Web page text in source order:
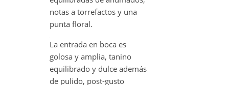
Presenta una potente
intensidad, nariz profunda
destacando aromas a fruta
negra con notas muy
equilibradas de ahumados,
notas a torrefactos y una
punta floral.